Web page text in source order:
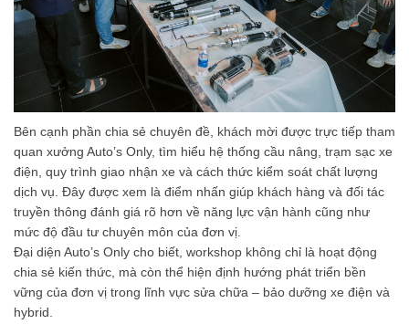
Bên cạnh phần chia sẻ chuyên đề, khách mời được trực tiếp tham
quan xưởng Auto’s Only, tìm hiểu hệ thống cầu nâng, trạm sạc xe
điện, quy trình giao nhận xe và cách thức kiểm soát chất lượng
dịch vụ. Đây được xem là điểm nhấn giúp khách hàng và đối tác
truyền thông đánh giá rõ hơn về năng lực vận hành cũng như
mức độ đầu tư chuyên môn của đơn vị.
Đại diện Auto’s Only cho biết, workshop không chỉ là hoạt động
chia sẻ kiến thức, mà còn thể hiện định hướng phát triển bền
vững của đơn vị trong lĩnh vực sửa chữa – bảo dưỡng xe điện và
hybrid.